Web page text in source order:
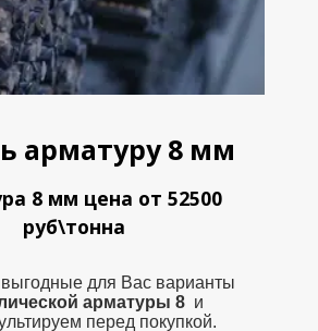
арматуру 8 мм
8 мм цена от 52500
руб\тонна
для Вас варианты
арматуры 8 и
перед покупкой.